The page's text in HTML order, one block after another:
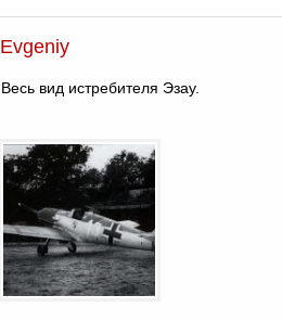
Evgeniy
Весь вид истребителя Эзау.